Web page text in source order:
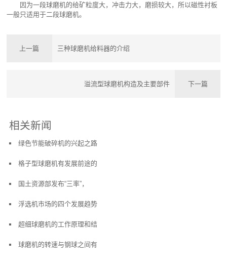
因为一段球磨机的给矿粒度大，冲击力大，磨损较大，所以磁性衬板
一般只适用于二段球磨机。
上一篇 三种球磨机给料器的介绍
溢流型球磨机构造及主要部件 下一篇
相关新闻
绿色节能破碎机的兴起之路
格子型球磨机有发展前途的
国土资源部发布“三率”，
浮选机市场的四个发展趋势
超细球磨机的工作原理和结
球磨机的转速与钢球之间有